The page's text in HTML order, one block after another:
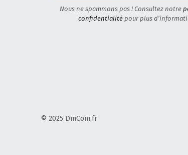
Nous ne spammons pas ! Consultez notre
confidentialité pour plus
© 2025 DmCom.fr